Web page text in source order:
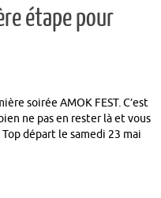
étape pour
soirée AMOK FEST. C’est
ne pas en rester là et vous
départ le samedi 23 mai